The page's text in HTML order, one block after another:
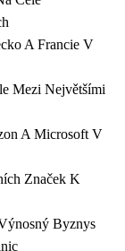
A Francie V
Mezi Největšími
A Microsoft V
Značek K
Byznys